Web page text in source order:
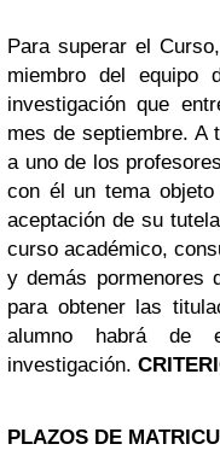
Para superar el
miembro del equipo
investigación que
mes de septiembre. A
a uno de los
con él un tema
aceptación de su
curso académico,
y demás pormenores
para obtener las
alumno habrá de
investigación.
PLAZOS DE